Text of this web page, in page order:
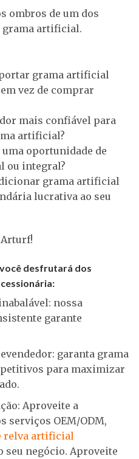
ombros de um dos
artificial.
grama artificial
vez de comprar
mais confiável para
artificial?
oportunidade de
ou integral?
grama artificial
lucrativa ao seu
desfrutará dos
nossa
garante
garanta grama
para maximizar
Aproveite a
serviços OEM/ODM,
relva artificial
seu negócio. Aproveite